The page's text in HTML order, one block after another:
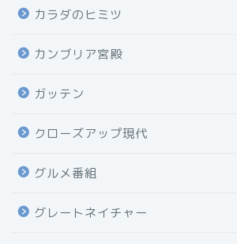
カラダのヒミツ
カンブリア宮殿
ガッテン
クローズアップ現代
グルメ番組
グレートネイチャー